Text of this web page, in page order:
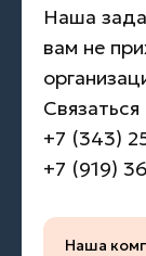
Наша
вам не
+7 (343)
+7 (919)
Наша